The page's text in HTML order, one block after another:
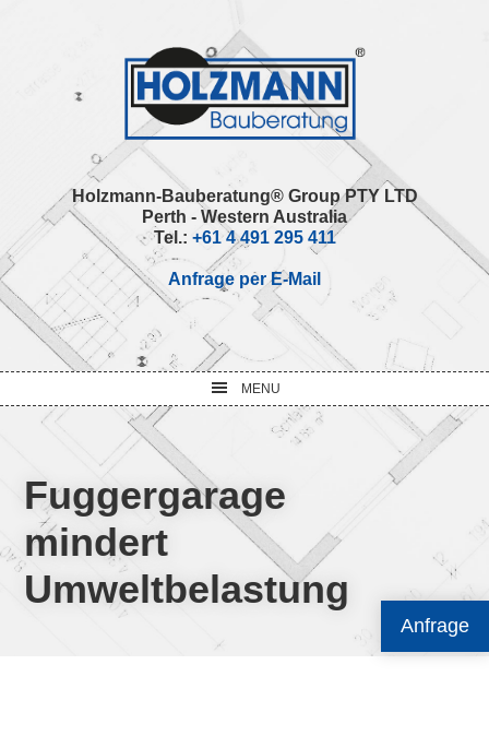
Anfrage
navigation
Holzmann-Bauberatung® Group PTY LTD
Perth - Western Australia
Tel.: +61 4 491 295 411
Anfrage per E-Mail
MENU
Fuggergarage
mindert
Umweltbelastung